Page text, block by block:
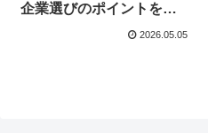
企業選びのポイントを解
2026.05.05